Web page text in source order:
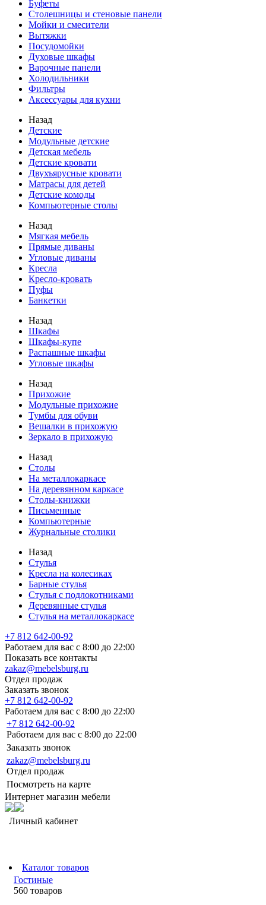
Буфеты
Столешницы и стеновые панели
Мойки и смесители
Вытяжки
Посудомойки
Духовые шкафы
Варочные панели
Холодильники
Фильтры
Аксессуары для кухни
Назад
Детские
Модульные детские
Детская мебель
Детские кровати
Двухъярусные кровати
Матрасы для детей
Детские комоды
Компьютерные столы
Назад
Мягкая мебель
Прямые диваны
Угловые диваны
Кресла
Кресло-кровать
Пуфы
Банкетки
Назад
Шкафы
Шкафы-купе
Распашные шкафы
Угловые шкафы
Назад
Прихожие
Модульные прихожие
Тумбы для обуви
Вешалки в прихожую
Зеркало в прихожую
Назад
Столы
На металлокаркасе
На деревянном каркасе
Столы-книжки
Письменные
Компьютерные
Журнальные столики
Назад
Стулья
Кресла на колесиках
Барные стулья
Стулья с подлокотниками
Деревянные стулья
Стулья на металлокаркасе
+7 812 642-00-92
Работаем для вас с 8:00 до 22:00
Показать все контакты
zakaz@mebelsburg.ru
Отдел продаж
Заказать звонок
+7 812 642-00-92
Работаем для вас с 8:00 до 22:00
+7 812 642-00-92
Работаем для вас с 8:00 до 22:00
Заказать звонок
zakaz@mebelsburg.ru
Отдел продаж
Посмотреть на карте
Интернет магазин мебели
Личный кабинет
Каталог товаров
Гостиные
560 товаров